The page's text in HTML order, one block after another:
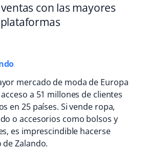
con las mayores
plataformas
mercado de moda de Europa
a 51 millones de clientes
en 25 países. Si vende ropa,
o accesorios como bolsos y
es imprescindible hacerse
de Zalando.